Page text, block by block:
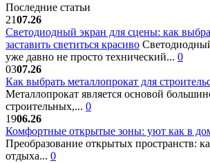
Последние статьи
2107.26
Светодиодный экран для сцены: как
заставить светиться красиво
уже давно не просто технический... 0
0307.26
Как выбрать металлопрокат для
Металлопрокат является основой
строительных,... 0
1906.26
Комфортные открытые зоны: уют как в
Преобразование открытых пространств:
отдыха... 0